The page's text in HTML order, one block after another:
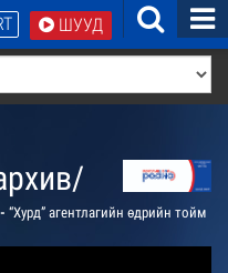
ШУУД
“Хурд” агентлагийн өдрийн тойм